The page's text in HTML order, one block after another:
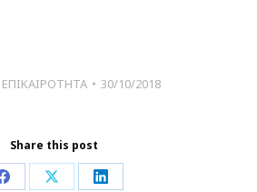
ΕΠΙΚΑΙΡΟΤΗΤΑ 30/10/2018
Share this post